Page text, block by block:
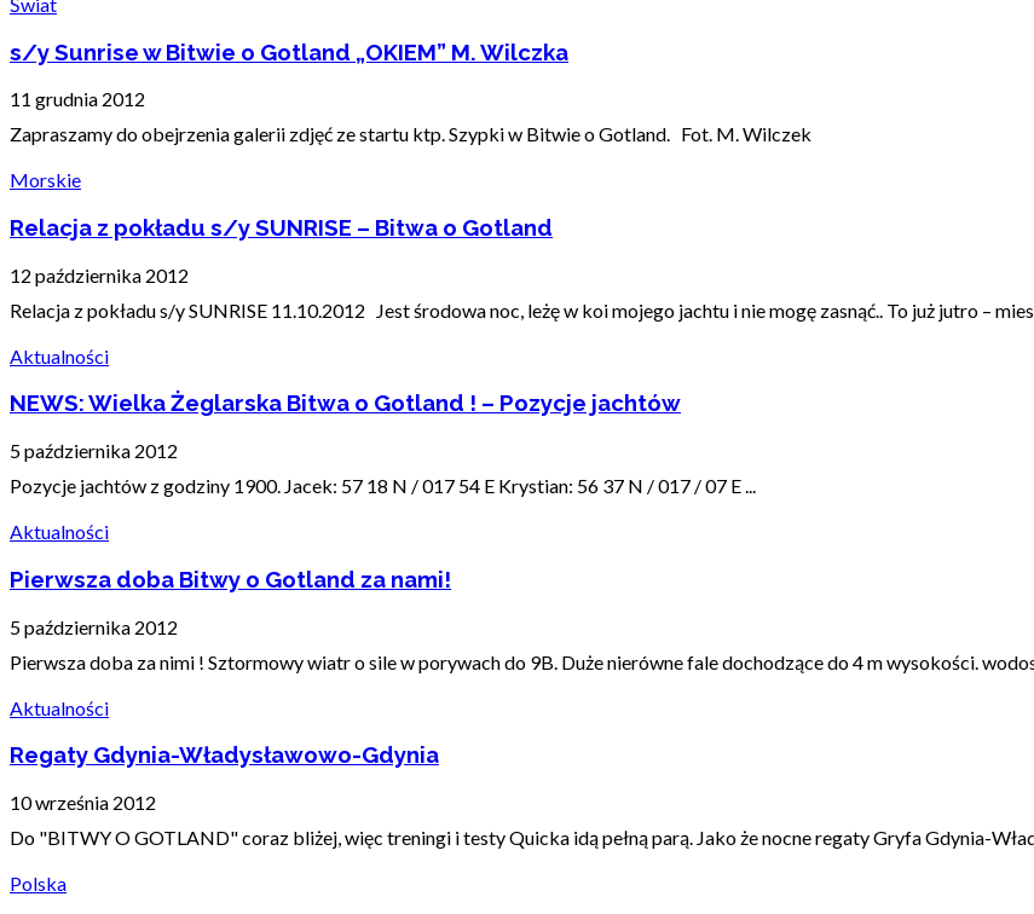
s/y Sunrise w Bitwie o Gotland „OKIEM” M. Wilczka
11 grudnia 2012
Zapraszamy do obejrzenia galerii zdjęć ze startu ktp. Szypki w Bitwie o Gotland. Fot. M. Wilczek
Morskie
Relacja z pokładu s/y SUNRISE – Bitwa o Gotland
12 października 2012
Relacja z pokładu s/y SUNRISE 11.10.2012 Jest środowa noc, leżę w koi mojego jachtu i nie mogę zasnąć.. To już jutro –
Aktualności
NEWS: Wielka Żeglarska Bitwa o Gotland ! – Pozycje jachtów
5 października 2012
Pozycje jachtów z godziny 1900. Jacek: 57 18 N / 017 54 E Krystian: 56 37 N / 017 / 07 E ...
Aktualności
Pierwsza doba Bitwy o Gotland za nami!
5 października 2012
Pierwsza doba za nimi ! Sztormowy wiatr o sile w porywach do 9B. Duże nierówne fale dochodzące do 4 m wysokości.
Aktualności
Regaty Gdynia-Władysławowo-Gdynia
10 września 2012
Do "BITWY O GOTLAND" coraz bliżej, więc treningi i testy Quicka idą pełną parą. Jako że nocne regaty Gryfa Gdynia-
Polska